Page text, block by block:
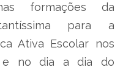
formações da
para a
Ativa Escolar nos
e no dia a dia do